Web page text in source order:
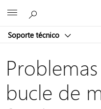
Soporte técnico
bucle de